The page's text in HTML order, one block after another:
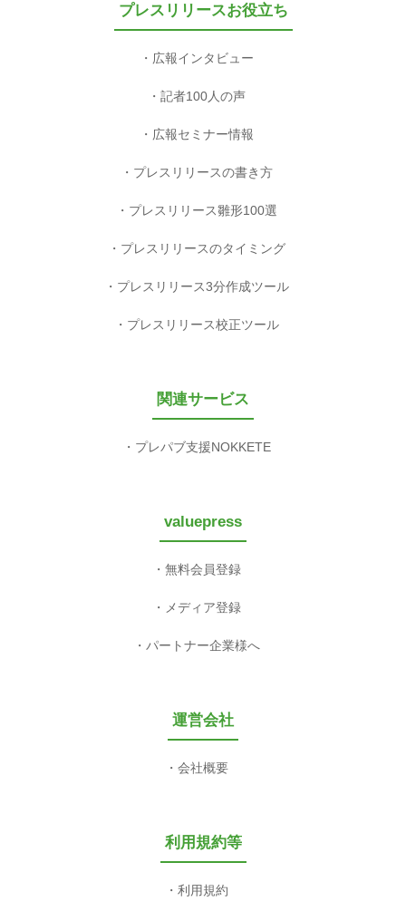
プレスリリースお役立ち
広報インタビュー
記者100人の声
広報セミナー情報
プレスリリースの書き方
プレスリリース雛形100選
プレスリリースのタイミング
プレスリリース3分作成ツール
プレスリリース校正ツール
関連サービス
プレパブ支援NOKKETE
valuepress
無料会員登録
メディア登録
パートナー企業様へ
運営会社
会社概要
利用規約等
利用規約